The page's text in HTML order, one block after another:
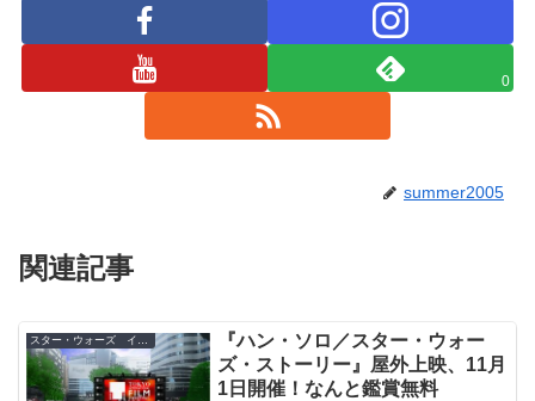
0
summer2005
関連記事
スター・ウォーズ イベント
『ハン・ソロ／スター・ウォー
ズ・ストーリー』屋外上映、11月
1日開催！なんと鑑賞無料